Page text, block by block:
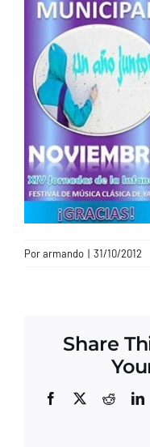
CONTACTO
Porarmando | 31/10/2012
Share
Facebook
X Reddit